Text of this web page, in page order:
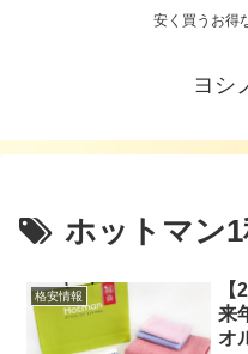
安く買うお得
ヨシ
ホットマン
格安情報
来
オ